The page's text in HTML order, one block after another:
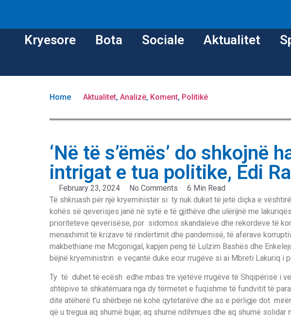
Kryesore Bota Sociale Aktualitet
Home Aktualitet, Analizë, Koment, Politikë
‘Në të s’ëmës’ do shkojnë
intrigat e tua politike, Edi
February 23, 2024 No Comments
6 Min Read
Të shkruash për një kryeministër si ty nuk duket të jetë diçka e
kohës së qeverisjes janë në sytë e të gjithëve dhe ulërijnë me
prioriteteve qeverisëse, por sidomos skandaleve dhe rekordeve të
menaxhimit të krizave të rindërtimit dhe pandemisë, të aferave
makbethiane me Mcgonigal, kapjen peng të Lulzim Bashës dhe
bëjnë kryeministrin e veçantë duke ecur rrugëve si ai Mbreti Lakuriq i
Ty të duhet të ecësh edhe mbas tre vjetëve rrugëve të Shqipërisë i
shtëpive të shkatërruara nga dy tërmetet e fuqishme të fundvitit të
dite atëherë t’u shërbeje në kohë qytetarëve dhe as e përligje dot
që u tregua aq shumë bujar, aq shumë ndihmues dhe aq shumë solidar